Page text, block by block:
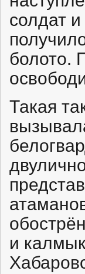
солдат
болото.
Такая
и